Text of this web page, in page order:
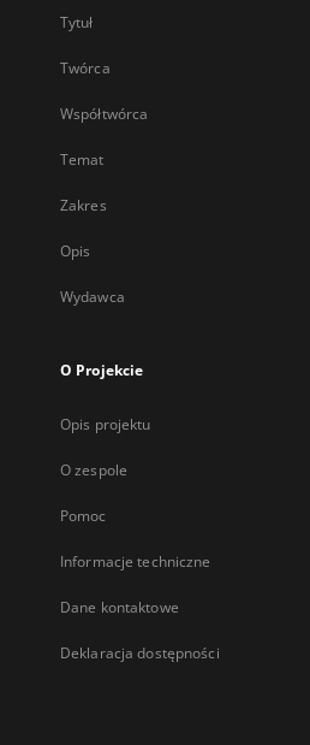
Tytuł
Twórca
Współtwórca
Temat
Zakres
Opis
Wydawca
O Projekcie
Opis projektu
O zespole
Pomoc
Informacje techniczne
Dane kontaktowe
Deklaracja dostępności